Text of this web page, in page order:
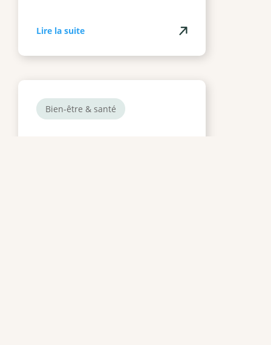
Lire la suite
Bien-être & santé